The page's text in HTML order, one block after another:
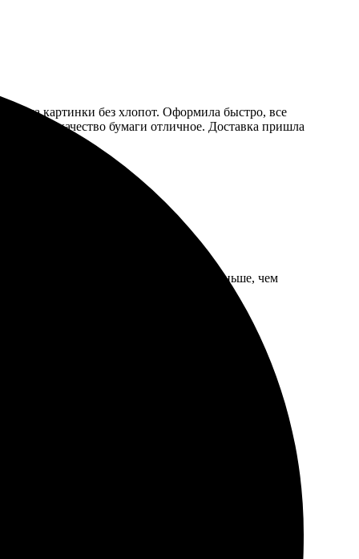
картинки без хлопот. Оформила быстро, все
яркие, качество бумаги отличное. Доставка пришла
заказа впечатляет. Доставили даже раньше, чем
легко подобрать под свой вкус. Качество
заказа соблюдены, доставка без проблем.